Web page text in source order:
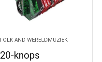
FOLK AND WERELDMUZIEK
20-knops